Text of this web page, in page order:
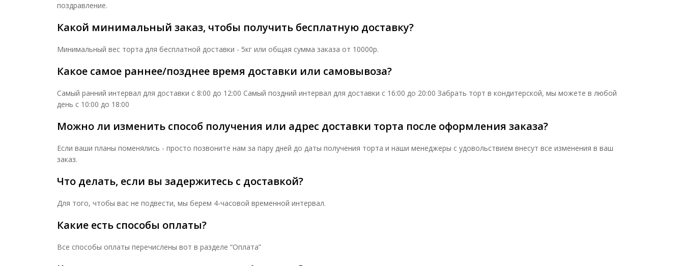
поздравление.
Какой минимальный заказ, чтобы получить бесплатную доставку?
Минимальный вес торта для бесплатной доставки - 5кг или общая сумма заказа от 10000р.
Какое самое раннее/позднее время доставки или самовывоза?
Самый ранний интервал для доставки с 8:00 до 12:00 Самый поздний интервал для доставки с 16:00 до 20:00 Забрать торт в кондитерской, мы можете в любой
день с 10:00 до 18:00
Можно ли изменить способ получения или адрес доставки торта после оформления заказа?
Если ваши планы поменялись - просто позвоните нам за пару дней до даты получения торта и наши менеджеры с удовольствием внесут все изменения в ваш
заказ.
Что делать, если вы задержитесь с доставкой?
Для того, чтобы вас не подвести, мы берем 4-часовой временной интервал.
Какие есть способы оплаты?
Все способы оплаты перечислены вот в разделе “Оплата”